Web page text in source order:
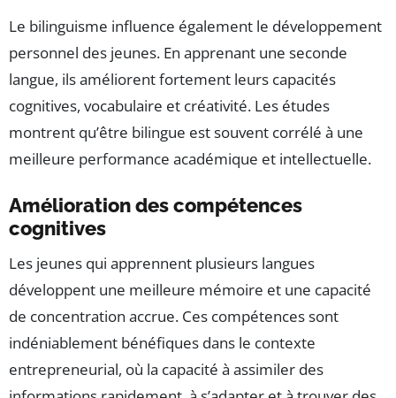
Le bilinguisme influence également le développement
personnel des jeunes. En apprenant une seconde
langue, ils améliorent fortement leurs capacités
cognitives, vocabulaire et créativité. Les études
montrent qu’être bilingue est souvent corrélé à une
meilleure performance académique et intellectuelle.
Amélioration des compétences
cognitives
Les jeunes qui apprennent plusieurs langues
développent une meilleure mémoire et une capacité
de concentration accrue. Ces compétences sont
indéniablement bénéfiques dans le contexte
entrepreneurial, où la capacité à assimiler des